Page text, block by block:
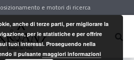
e motori di ricerca
anche di terze parti, per migliorare la
per le statistiche e per offrire
tuoi interessi. Proseguendo nella
il pulsantemaggiori informazioni